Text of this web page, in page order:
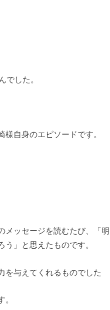
でした。
自身のエピソードです。
メッセージを読むたび、「明
」と思えたものです。
を与えてくれるものでした